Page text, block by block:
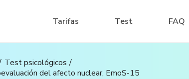
Tarifas Test FAQ
Test psicológicos
del afecto nuclear, EmoS-15